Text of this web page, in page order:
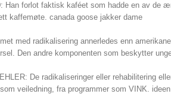
Han forlot faktisk kaféet som hadde en av de
kaffemøte. canada goose jakker dame
med radikalisering annerledes enn
Den andre komponenten som beskytter
De radikaliseringer eller rehabilitering
veiledning, fra programmer som VINK.